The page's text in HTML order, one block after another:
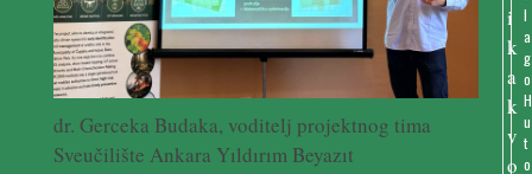
dr. Gerceka Budaka, voditelj projektnog tima
Sveučilište Ankara Yıldırım Beyazıt
l
a
g
o
H
u
t
o